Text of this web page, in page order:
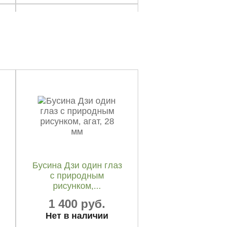
Бусина Дзи волна,
агат, 60 мм
1 500 руб.
Бусина Дзи один глаз
с природным
рисунком,...
1 400 руб.
Нет в наличии